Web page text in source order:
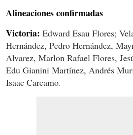
Alineaciones confirmadas
Victoria: Edward Esau Flores;
Hernández, Pedro Hernández,
Alvarez, Marlon Rafael Flores,
Edu Gianini Martínez, Andrés
Isaac Carcamo.